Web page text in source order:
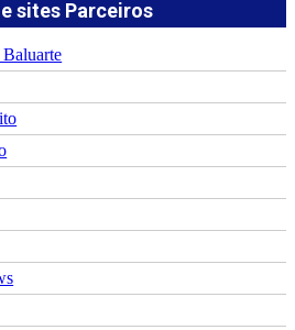
sites Parceiros